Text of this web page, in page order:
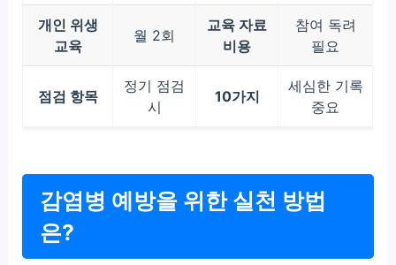
개인 위생
교육
월 2회
교육 자료
비용
참여 독려
필요
점검 항목
정기 점검
시
10가지
세심한 기록
중요
감염병 예방을 위한 실천 방법
은?